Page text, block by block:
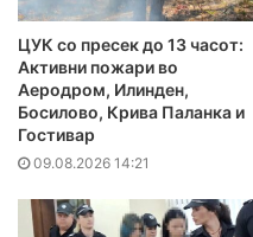
ЦУК со пресек до 13 часот:
Активни пожари во
Аеродром, Илинден,
Босилово, Крива Паланка и
Гостивар
09.08.2026 14:21